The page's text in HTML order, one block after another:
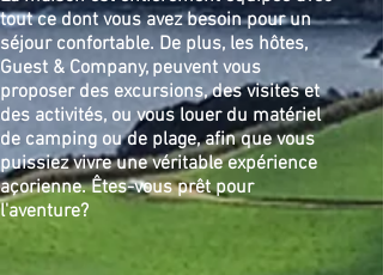
tout ce dont vous avez besoin pour un
séjour confortable. De plus, les hôtes,
Guest & Company, peuvent vous
proposer des excursions, des visites et
des activités, ou vous louer du matériel
de camping ou de plage, afin que vous
puissiez vivre une véritable expérience
açorienne. Êtes-vous prêt pour
l'aventure?